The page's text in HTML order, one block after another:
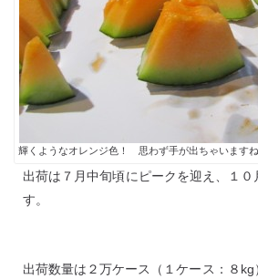
輝くようなオレンジ色！ 思わず手が出ちゃいます
出荷は７月中旬頃にピークを迎え、１
す。
出荷数量は２万ケース（１ケース：８kg